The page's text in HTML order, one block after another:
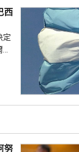
能
他
西
定
努